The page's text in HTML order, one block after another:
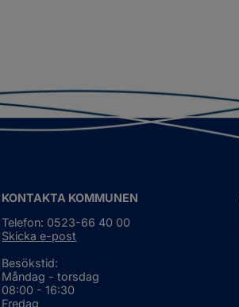
KONTAKTA KOMMUNEN
Telefon: 0523-66 40 00
Skicka e-post
Besökstid:
Måndag - torsdag
08:00 - 16:30
Fredag